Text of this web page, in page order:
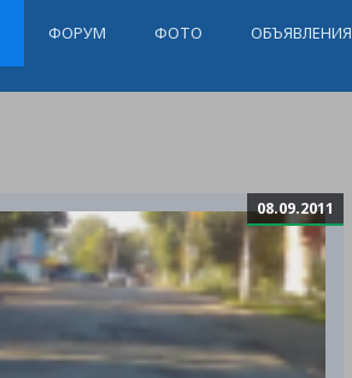
ФОРУМ ФОТО ОБЪЯВЛЕНИЯ
08.09.2011